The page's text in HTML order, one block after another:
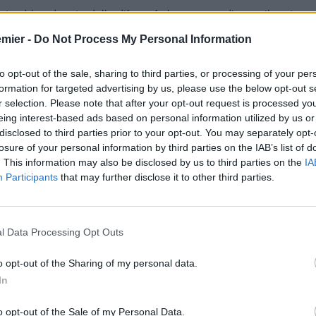
- Do Not Process My Personal Information
opt-out of the sale, sharing to third parties, or processing of your
for targeted advertising by us, please use the below opt-out
selection. Please note that after your opt-out request is processed
interest-based ads based on personal information utilized by us
to third parties prior to your opt-out. You may separately
of your personal information by third parties on the IAB’s list of
This information may also be disclosed by us to third parties on the
Participants that may further disclose it to other third parties.
Data Processing Opt Outs
opt-out of the Sharing of my personal data.
opt-out of the Sale of my Personal Data.
abbandonato dalla difesa, fa buona guardia per il resto
quasi sempre bene
con tutto il reparto del gol subito
lavoro sporco dietro, si salva
dalla sua parte il Tottenham spesso fa male
ci mette poca precisione
con un gran tiro a giro. Volenteroso
per il gol del pareggio
presente nell’ area avversaria.
giusto, bravo e fortunato.